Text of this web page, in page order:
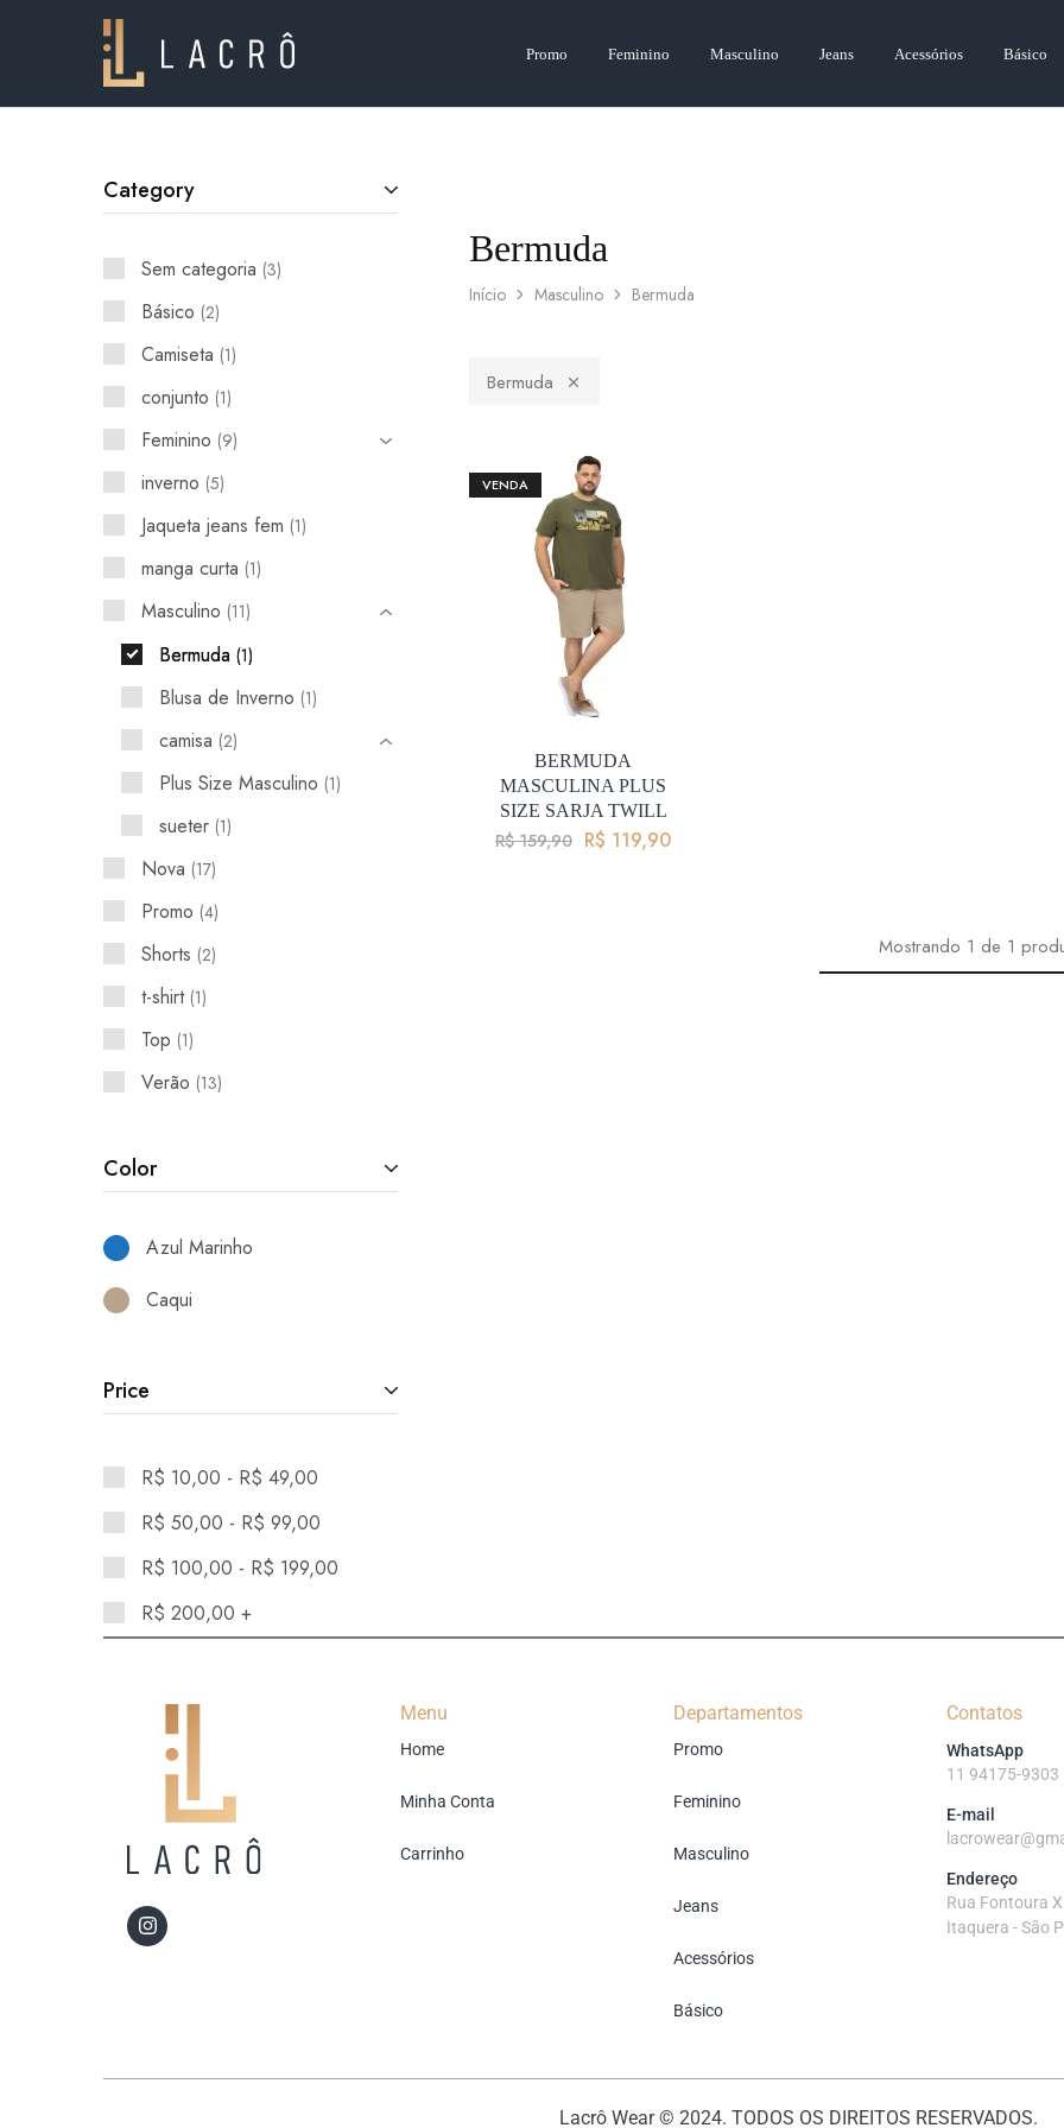
Lacrô
Wear
Promo Feminino Masculino Jeans Acessórios Básico
Bermuda
Início Masculino Bermuda
Bermuda
VENDA
BERMUDA
MASCULINA PLUS
SIZE SARJA TWILL
R$159,90 R$ 119,90
Mostrando 1de 1
Category
Sem categoria 3
Básico 2
Camiseta 1
conjunto 1
Feminino 9
inverno 5
Jaqueta jeans fem 1
manga curta 1
Masculino 11
Bermuda 1
Blusa de Inverno 1
camisa 2
Plus Size Masculino 1
sueter 1
Nova 17
Promo 4
Shorts 2
t-shirt 1
Top 1
Verão 13
Color
Azul Marinho
Caqui
Price
R$ 10,00 - R$ 49,00
R$ 50,00 - R$ 99,00
R$ 100,00 - R$ 199,00
R$ 200,00 +
Menu
Home
Minha Conta
Carrinho
Departamentos
Promo
Feminino
Masculino
Jeans
Acessórios
Básico
Contatos
WhatsApp
11 94175-9303
E-mail
Endereço
Rua Fontoura
Itaquera - São
Lacrô Wear © 2024. TODOS OS DIREITOS RESERVADOS.